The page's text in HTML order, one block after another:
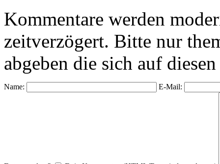
Kommentare werden
zeitverzögert. Bitte nur
abgeben die sich auf
Name: E-Mail: